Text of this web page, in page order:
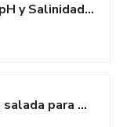
YINMIK Medidor de pH y Salinidad Para Piscinas, Medidor Digital de...
20 pruebas de agua salada para piscina y spa, 0-8000 ppm, concentración de...